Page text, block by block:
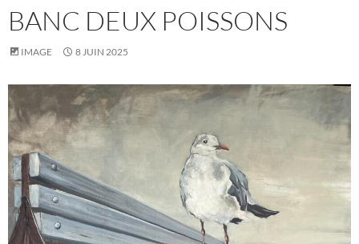
BANC DEUX POISSONS
IMAGE 8 JUIN 2025